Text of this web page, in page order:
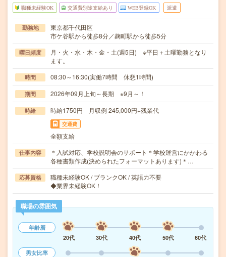
職種未経験OK 交通費別途支給あり WEB登録OK 派遣
勤務地
東京都千代田区
市ケ谷駅から徒歩8分／麹町駅から徒歩5分
曜日頻度
月・火・水・木・金・土(週5日) ※平日＋土曜勤務となり
ます。
時間 08:30～16:30(実働7時間 休憩1時間)
期間 2026年09月上旬～長期 ※9月～！
時給 時給1750円 月収例 245,000円+残業代
交通費
全額支給
仕事内容
＊入試対応、学校説明会のサポート＊学校運営にかかわる
各種書類作成(決められたフォーマットあります)＊…
応募資格
職種未経験OK / ブランクOK / 英語力不要
◆業界未経験OK！
職場の雰囲気
年齢層
20代
30代 40代 50代
60代
男女比率